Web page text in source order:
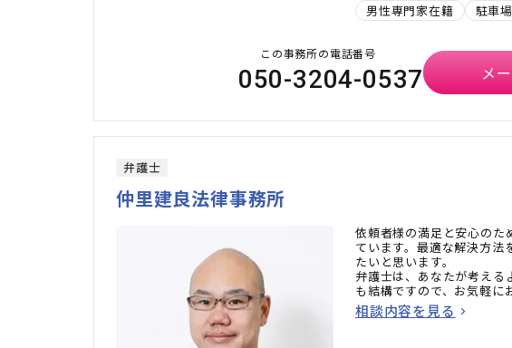
男性専門家在籍 駐車
この事務所の電話番号
050-3204-0537 メ
弁護士
仲里建良法律事務所
依頼者様の満足と安心のた
ています。最適な解決方法
たいと思います。
弁護士は、あなたが考える
も結構ですので、お気軽に
相談内容を見る